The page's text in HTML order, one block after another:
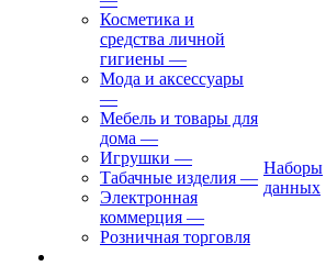
Косметика и
средства личной
гигиены —
Мода и аксессуары
—
Мебель и товары для
дома —
Игрушки —
Табачные изделия —
Электронная
коммерция —
Розничная торговля
Наборы
данных